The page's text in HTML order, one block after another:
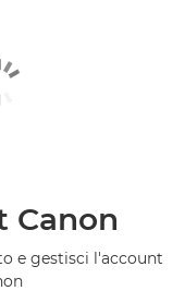
Canon
e gestisci l'account